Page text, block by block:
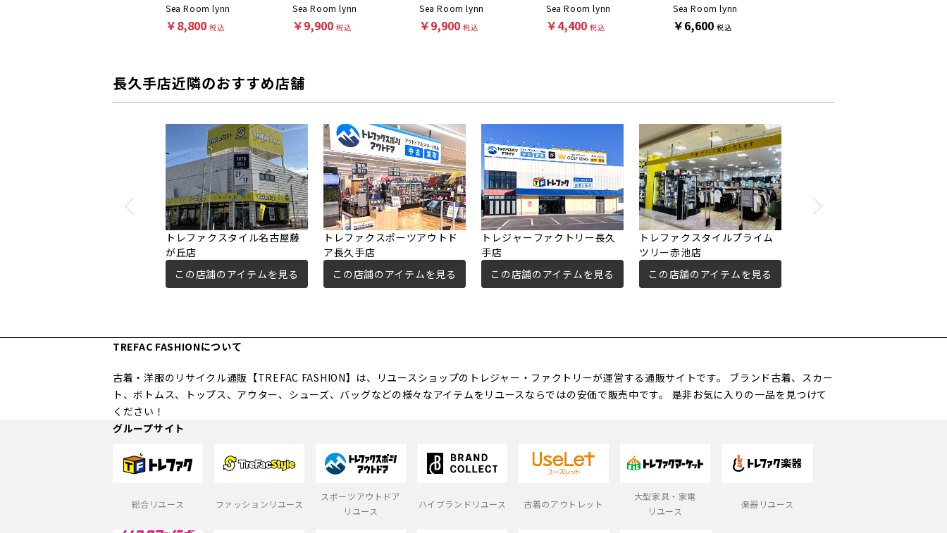
Sea Room lynn
￥8,800 税込
Sea Room lynn
￥9,900 税込
Sea Room lynn
￥9,900 税込
Sea Room lynn
￥4,400 税込
Sea Room lynn
￥6,600 税込
長久手店近隣のおすすめ店舗
トレファクスタイル名古屋藤
が丘店
この店舗のアイテムを見る
トレファクスポーツアウトド
ア長久手店
この店舗のアイテムを見る
トレジャーファクトリー長久
手店
この店舗のアイテムを見る
トレファクスタイルプライム
ツリー赤池店
この店舗のアイテムを見る
TREFAC FASHIONについて
古着・洋服のリサイクル通販【TREFAC FASHION】は、リユースショップのトレジャー・ファクトリーが運営する通販サイトです。 ブランド古着、スカー
ト、ボトムス、トップス、アウター、シューズ、バッグなどの様々なアイテムをリユースならではの安価で販売中です。 是非お気に入りの一品を見つけて
ください！
グループサイト
総合リユース ファッションリユース
スポーツアウトドア
リユース
ハイブランドリユース 古着のアウトレット
大型家具・家電
リユース
楽器リユース